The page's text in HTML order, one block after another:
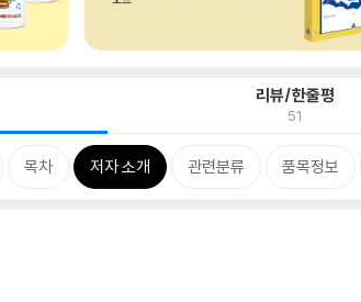
리뷰/한줄평
51
목차 저자 소개 관련분류 품목정보